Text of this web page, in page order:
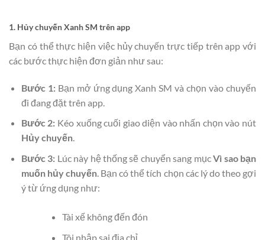
1. Hủy chuyến Xanh SM trên app
Bạn có thể thực hiện việc hủy chuyến trực tiếp trên app với
các bước thực hiện đơn giản như sau:
Bước 1: Bạn mở ứng dụng Xanh SM và chọn vào chuyến
đi đang đặt trên app.
Bước 2: Kéo xuống cuối giao diện vào nhấn chọn vào nút
Hủy chuyến.
Bước 3: Lúc này hệ thống sẽ chuyển sang mụcVì sao bạn
muốn hủy chuyến. Bạn có thể tích chọn các lý do theo gợi
ý từ ứng dụng như:
Tài xế không đến đón
Tôi nhập sai địa chỉ